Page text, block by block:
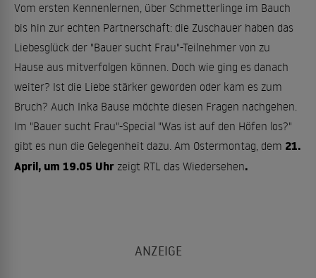
Vom ersten Kennenlernen, über Schmetterlinge im Bauch
bis hin zur echten Partnerschaft: die Zuschauer haben das
Liebesglück der "Bauer sucht Frau"-Teilnehmer von zu
Hause aus mitverfolgen können. Doch wie ging es danach
weiter? Ist die Liebe stärker geworden oder kam es zum
Bruch? Auch Inka Bause möchte diesen Fragen nachgehen.
Im "Bauer sucht Frau"-Special "Was ist auf den Höfen los?"
gibt es nun die Gelegenheit dazu. Am Ostermontag, dem 21.
April, um 19.05 Uhr zeigt RTL das Wiedersehen.